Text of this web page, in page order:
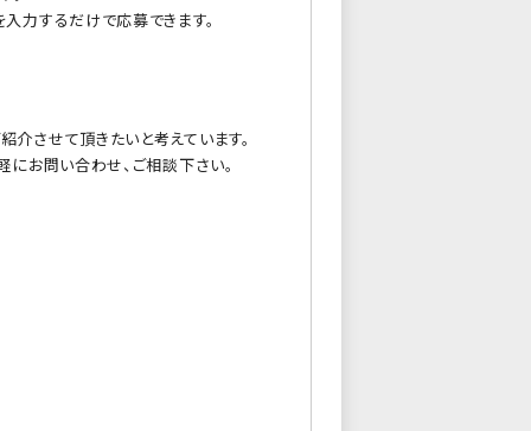
力するだけで応募できます。
させて頂きたいと考えています。
お問い合わせ、ご相談下さい。